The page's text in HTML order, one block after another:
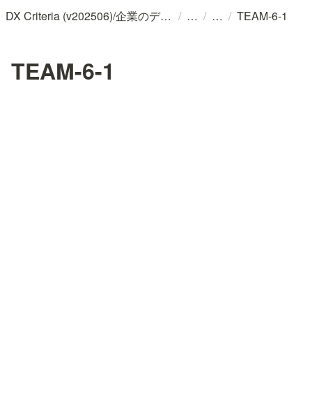
DX Criteria (v202506)/企業のデジタル化とソフトウェア活用のためのガイドライン / / / TEAM-6-1
TEAM-6-1